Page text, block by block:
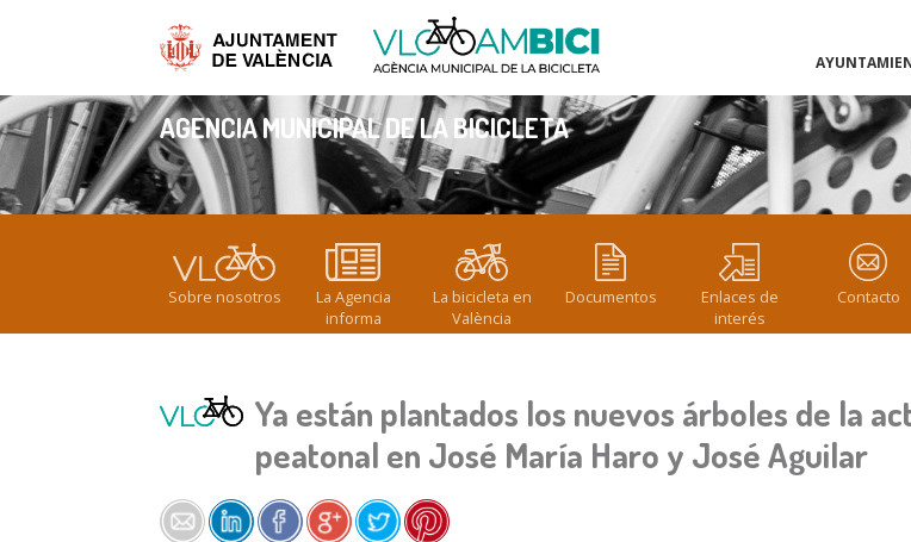
AGENCIA MUNICIPAL DE LA BICICLETA
Usted está aquí
Sobre nosotros
La Agencia
informa
La bicicleta en
València
Documentos
Enlaces de
interés
Contacto
Ya están plantados los nuevos árboles de la
peatonal en José María Haro y José Aguilar